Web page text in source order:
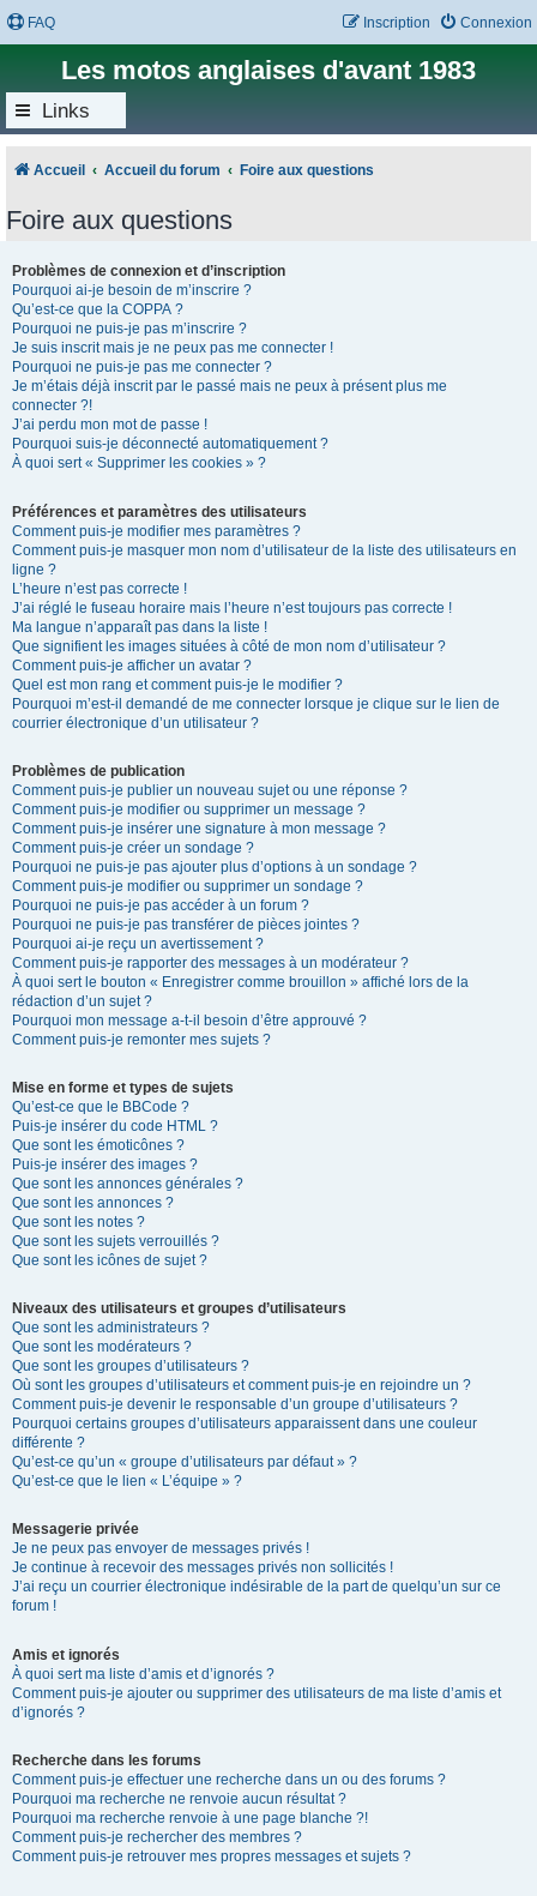
FAQ Connexion
Inscription
Les motos anglaises d'avant 1983
Links
Accueil Accueil du forum Foire aux questions
Foire aux questions
Problèmes de connexion et d’inscription
Pourquoi ai-je besoin de m’inscrire ?
Qu’est-ce que la COPPA ?
Pourquoi ne puis-je pas m’inscrire ?
Je suis inscrit mais je ne peux pas me connecter !
Pourquoi ne puis-je pas me connecter ?
Je m’étais déjà inscrit par le passé mais ne peux à présent plus me
connecter ?!
J’ai perdu mon mot de passe !
Pourquoi suis-je déconnecté automatiquement ?
À quoi sert « Supprimer les cookies » ?
Préférences et paramètres des utilisateurs
Comment puis-je modifier mes paramètres ?
Comment puis-je masquer mon nom d’utilisateur de la liste des utilisateurs en
ligne ?
L’heure n’est pas correcte !
J’ai réglé le fuseau horaire mais l’heure n’est toujours pas correcte !
Ma langue n’apparaît pas dans la liste !
Que signifient les images situées à côté de mon nom d’utilisateur ?
Comment puis-je afficher un avatar ?
Quel est mon rang et comment puis-je le modifier ?
Pourquoi m’est-il demandé de me connecter lorsque je clique sur le lien de
courrier électronique d’un utilisateur ?
Problèmes de publication
Comment puis-je publier un nouveau sujet ou une réponse ?
Comment puis-je modifier ou supprimer un message ?
Comment puis-je insérer une signature à mon message ?
Comment puis-je créer un sondage ?
Pourquoi ne puis-je pas ajouter plus d’options à un sondage ?
Comment puis-je modifier ou supprimer un sondage ?
Pourquoi ne puis-je pas accéder à un forum ?
Pourquoi ne puis-je pas transférer de pièces jointes ?
Pourquoi ai-je reçu un avertissement ?
Comment puis-je rapporter des messages à un modérateur ?
À quoi sert le bouton « Enregistrer comme brouillon » affiché lors de la
rédaction d’un sujet ?
Pourquoi mon message a-t-il besoin d’être approuvé ?
Comment puis-je remonter mes sujets ?
Mise en forme et types de sujets
Qu’est-ce que le BBCode ?
Puis-je insérer du code HTML ?
Que sont les émoticônes ?
Puis-je insérer des images ?
Que sont les annonces générales ?
Que sont les annonces ?
Que sont les notes ?
Que sont les sujets verrouillés ?
Que sont les icônes de sujet ?
Niveaux des utilisateurs et groupes d’utilisateurs
Que sont les administrateurs ?
Que sont les modérateurs ?
Que sont les groupes d’utilisateurs ?
Où sont les groupes d’utilisateurs et comment puis-je en rejoindre un ?
Comment puis-je devenir le responsable d’un groupe d’utilisateurs ?
Pourquoi certains groupes d’utilisateurs apparaissent dans une couleur
différente ?
Qu’est-ce qu’un « groupe d’utilisateurs par défaut » ?
Qu’est-ce que le lien « L’équipe » ?
Messagerie privée
Je ne peux pas envoyer de messages privés !
Je continue à recevoir des messages privés non sollicités !
J’ai reçu un courrier électronique indésirable de la part de quelqu’un sur ce
forum !
Amis et ignorés
À quoi sert ma liste d’amis et d’ignorés ?
Comment puis-je ajouter ou supprimer des utilisateurs de ma liste d’amis et
d’ignorés ?
Recherche dans les forums
Comment puis-je effectuer une recherche dans un ou des forums ?
Pourquoi ma recherche ne renvoie aucun résultat ?
Pourquoi ma recherche renvoie à une page blanche ?!
Comment puis-je rechercher des membres ?
Comment puis-je retrouver mes propres messages et sujets ?